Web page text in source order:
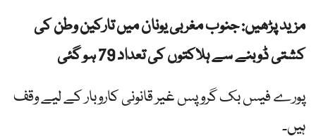
مزید پڑھیں: جنوب مغربی یونان میں تارکین وطن کی
کشتی ڈوبنے سے ہلاکتوں کی تعداد 79 ہو گئی
پورے فیس بک گروپس غیر قانونی کاروبار کے لیے وقف
ہیں۔